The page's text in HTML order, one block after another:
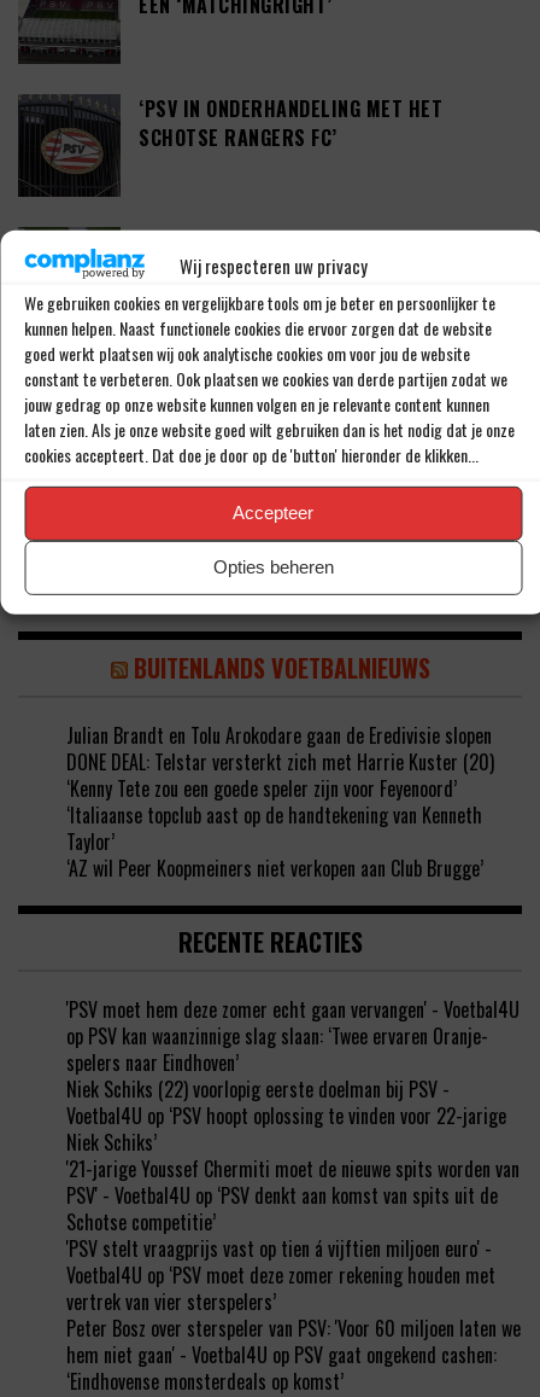
Wij respecteren uw privacy
We gebruiken cookies en vergelijkbare tools om je beter en persoonlijker te
kunnen helpen. Naast functionele cookies die ervoor zorgen dat de website
goed werkt plaatsen wij ook analytische cookies om voor jou de website
constant te verbeteren. Ook plaatsen we cookies van derde partijen zodat we
jouw gedrag op onze website kunnen volgen en je relevante content kunnen
laten zien. Als je onze website goed wilt gebruiken dan is het nodig dat je onze
cookies accepteert. Dat doe je door op de 'button' hieronder de klikken...
Accepteer
Opties beheren
‘PSV IN ONDERHANDELING MET HET
SCHOTSE RANGERS FC’
JARIGE ADAMA CAMARA’
JOEL DROMMEL (29) TEKENT VOOR VIER
JAAR BIJ FC TWENTE
‘COUHAIB DRIOUECH ZOU EEN PRIMA
SPELER ZIJN VOOR FEYENOORD’
BUITENLANDS VOETBALNIEUWS
Julian Brandt en Tolu Arokodare gaan de Eredivisie slopen
DONE DEAL: Telstar versterkt zich met Harrie Kuster (20)
‘Kenny Tete zou een goede speler zijn voor Feyenoord’
‘Italiaanse topclub aast op de handtekening van Kenneth
Taylor’
‘AZ wil Peer Koopmeiners niet verkopen aan Club Brugge’
RECENTE REACTIES
'PSV moet hem deze zomer echt gaan vervangen' - Voetbal4U
op PSV kan waanzinnige slag slaan: ‘Twee ervaren Oranje-
spelers naar Eindhoven’
Niek Schiks (22) voorlopig eerste doelman bij PSV -
Voetbal4U op ‘PSV hoopt oplossing te vinden voor 22-jarige
Niek Schiks’
'21-jarige Youssef Chermiti moet de nieuwe spits worden van
PSV' - Voetbal4U op ‘PSV denkt aan komst van spits uit de
Schotse competitie’
'PSV stelt vraagprijs vast op tien á vijftien miljoen euro' -
Voetbal4U op ‘PSV moet deze zomer rekening houden met
vertrek van vier sterspelers’
Peter Bosz over sterspeler van PSV: 'Voor 60 miljoen laten we
hem niet gaan' - Voetbal4U op PSV gaat ongekend cashen:
‘Eindhovense monsterdeals op komst’